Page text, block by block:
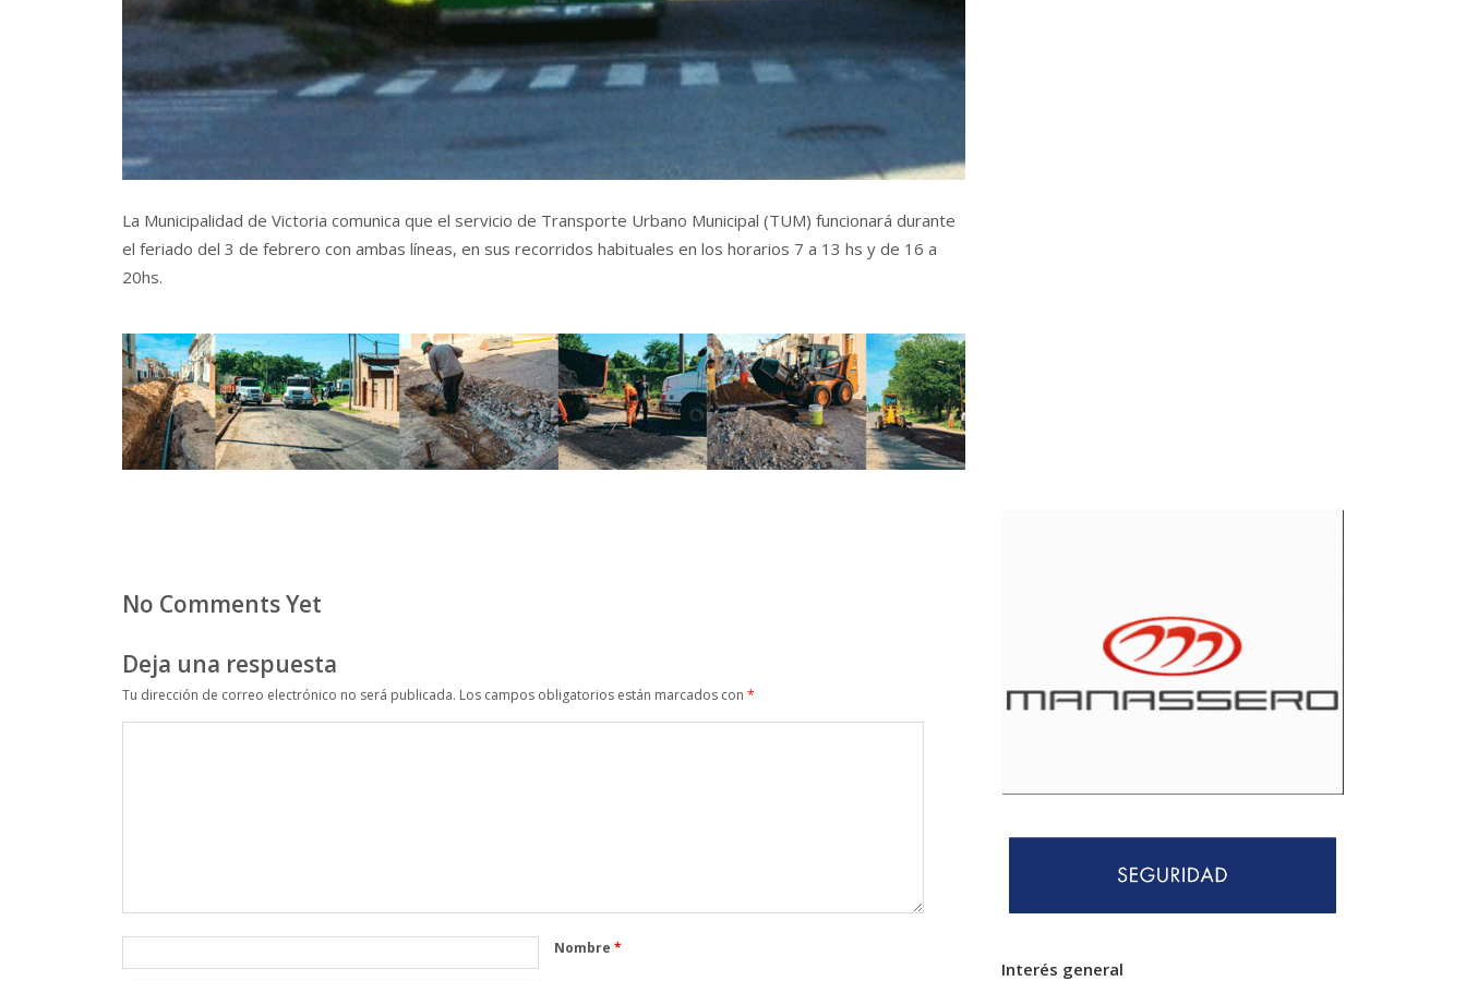
La Municipalidad de Victoria comunica que el servicio de Transporte Urbano Municipal (TUM) funcionará durante
el feriado del 3 de febrero con ambas líneas, en sus recorridos habituales en los horarios 7 a 13 hs y de 16 a
20hs.
No Comments Yet
Deja una respuesta
Tu dirección de correo electrónico no será publicada. Los campos obligatorios están marcados con *
Nombre *
Interés general